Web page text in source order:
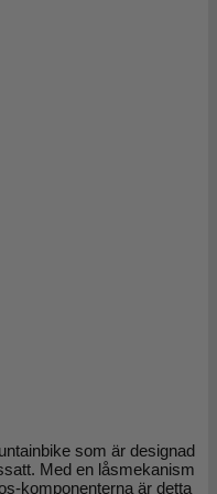
som är designad
Med en låsmekanism
komponenterna är detta